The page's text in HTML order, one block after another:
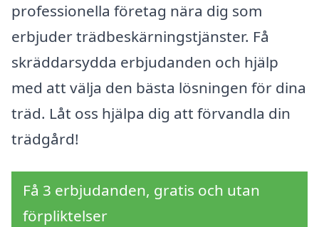
professionella företag nära dig som
erbjuder trädbeskärningstjänster. Få
skräddarsydda erbjudanden och hjälp
med att välja den bästa lösningen för dina
träd. Låt oss hjälpa dig att förvandla din
trädgård!
Få 3 erbjudanden, gratis och utan
förpliktelser